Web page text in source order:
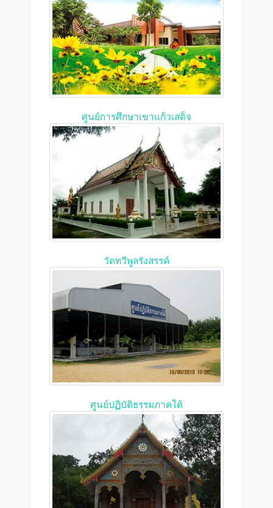
ศูนย์การศึกษาเขาแก้วเสด็จ
วัดทวีพูลรังสรรค์
ศูนย์ปฏิบัติธรรมภาคใต้